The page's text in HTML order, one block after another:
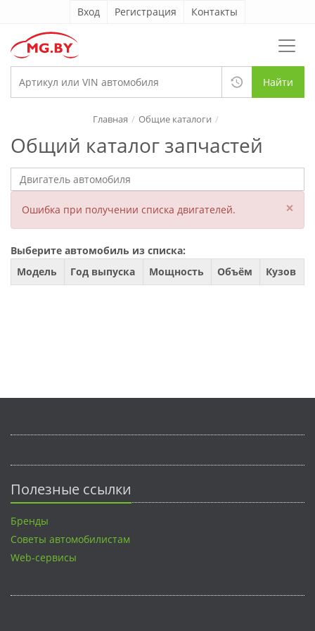
Вход Регистрация Контакты
Найти
Общий каталог запчастей
Главная Общие каталоги
Ошибка при получении списка двигателей. ×
Выберите автомобиль из списка:
Модель
Год выпуска Мощность Объём Кузов
Полезные ссылки
Бренды
Советы автомобилистам
Web-сервисы